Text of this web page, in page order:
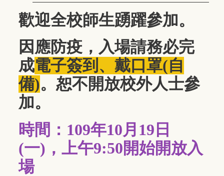
歡迎全校師生踴躍參加。
因應防疫，入場請務必完
成電子簽到 、戴口罩(自
備)。恕不開放校外人士參
加。
時間：109年10月19日
(一)，上午9:50開始開放入
場